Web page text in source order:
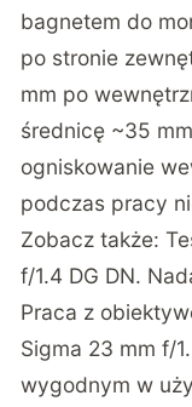
bagnetem do
po stronie
mm po
średnicę ~35
ogniskowanie
podczas pracy
Zobacz także:
f/1.4 DG DN.
Praca z
Sigma 23 mm f/
wygodnym w